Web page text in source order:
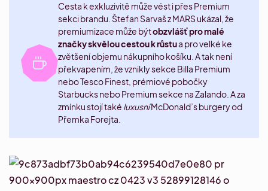
Cesta k exkluzivitě může vést i přes Premium
sekci brandu. Štefan Sarvašz MARS ukázal, že
premiumizace může býtobzvlášť pro malé
značky skvělou cestou k růstua pro velké ke
zvětšení objemu nákupního košíku. A tak není
překvapením, že vznikly sekce Billa Premium
neboTesco Finest , prémiové pobočky
Starbucks neboPremium sekce na Zalando. A za
zmínku stojí také luxusníMcDonald’s burgery od
Přemka Forejta.